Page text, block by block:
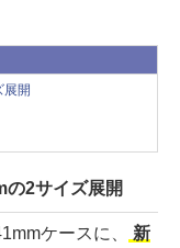
展開
の2サイズ展開
ケースに、
新